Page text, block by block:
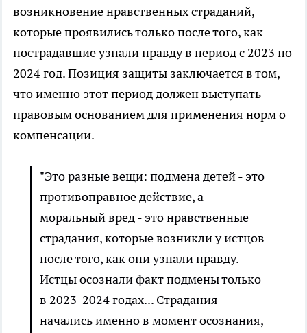
возникновение нравственных страданий,
которые проявились только после того, как
пострадавшие узнали правду в период с 2023 по
2024 год. Позиция защиты заключается в том,
что именно этот период должен выступать
правовым основанием для применения норм о
компенсации.
"Это разные вещи: подмена детей - это
противоправное действие, а
моральный вред - это нравственные
страдания, которые возникли у истцов
после того, как они узнали правду.
Истцы осознали факт подмены только
в 2023-2024 годах... Страдания
начались именно в момент осознания,